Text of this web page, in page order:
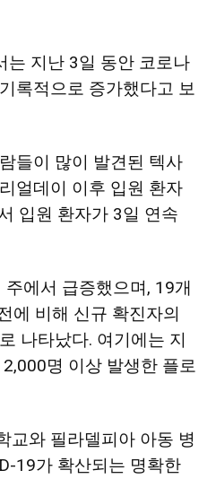
는 지난 3일 동안 코로나
록적으로 증가했다고 보
들이 많이 발견된 텍사
얼데이 이후 입원 환자
입원 환자가 3일 연속
에서 급증했으며, 19개
에 비해 신규 확진자의
나타났다. 여기에는 지
명 이상 발생한 플로
교와 필라델피아 아동 병
19가 확산되는 명확한